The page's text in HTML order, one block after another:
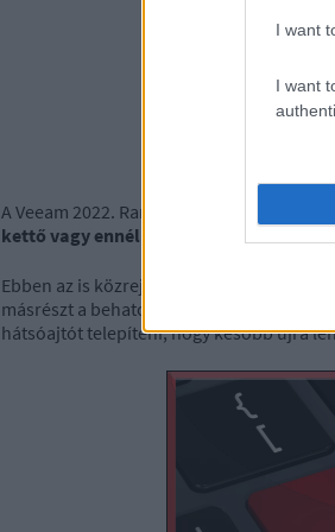
I want
I want
A Veeam 2022. Ransomware Trends
kettő vagy ennél is több ransomware
Ebben az is közrejátszhat, hogy egyrészt
másrészt a behatolás során a támadók a
hátsóajtót telepíteni, hogy később újra